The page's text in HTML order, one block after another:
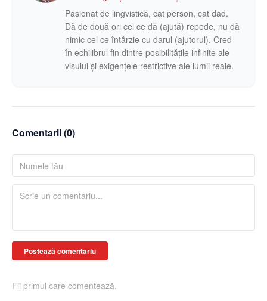
Pasionat de lingvistică, cat person, cat dad.
Dă de două ori cel ce dă (ajută) repede, nu dă
nimic cel ce întârzie cu darul (ajutorul). Cred
în echilibrul fin dintre posibilitățile infinite ale
visului și exigențele restrictive ale lumii reale.
Comentarii (0)
Postează comentariu
Fii primul care comentează.